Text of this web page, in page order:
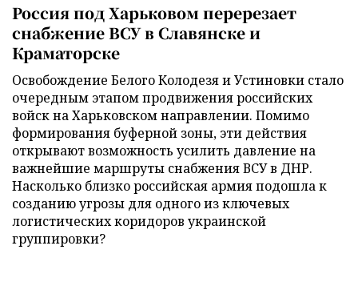
Россия под Харьковом перерезает
снабжение ВСУ в Славянске и
Краматорске
Освобождение Белого Колодезя и Устиновки стало
очередным этапом продвижения российских
войск на Харьковском направлении. Помимо
формирования буферной зоны, эти действия
открывают возможность усилить давление на
важнейшие маршруты снабжения ВСУ в ДНР.
Насколько близко российская армия подошла к
созданию угрозы для одного из ключевых
логистических коридоров украинской
группировки?